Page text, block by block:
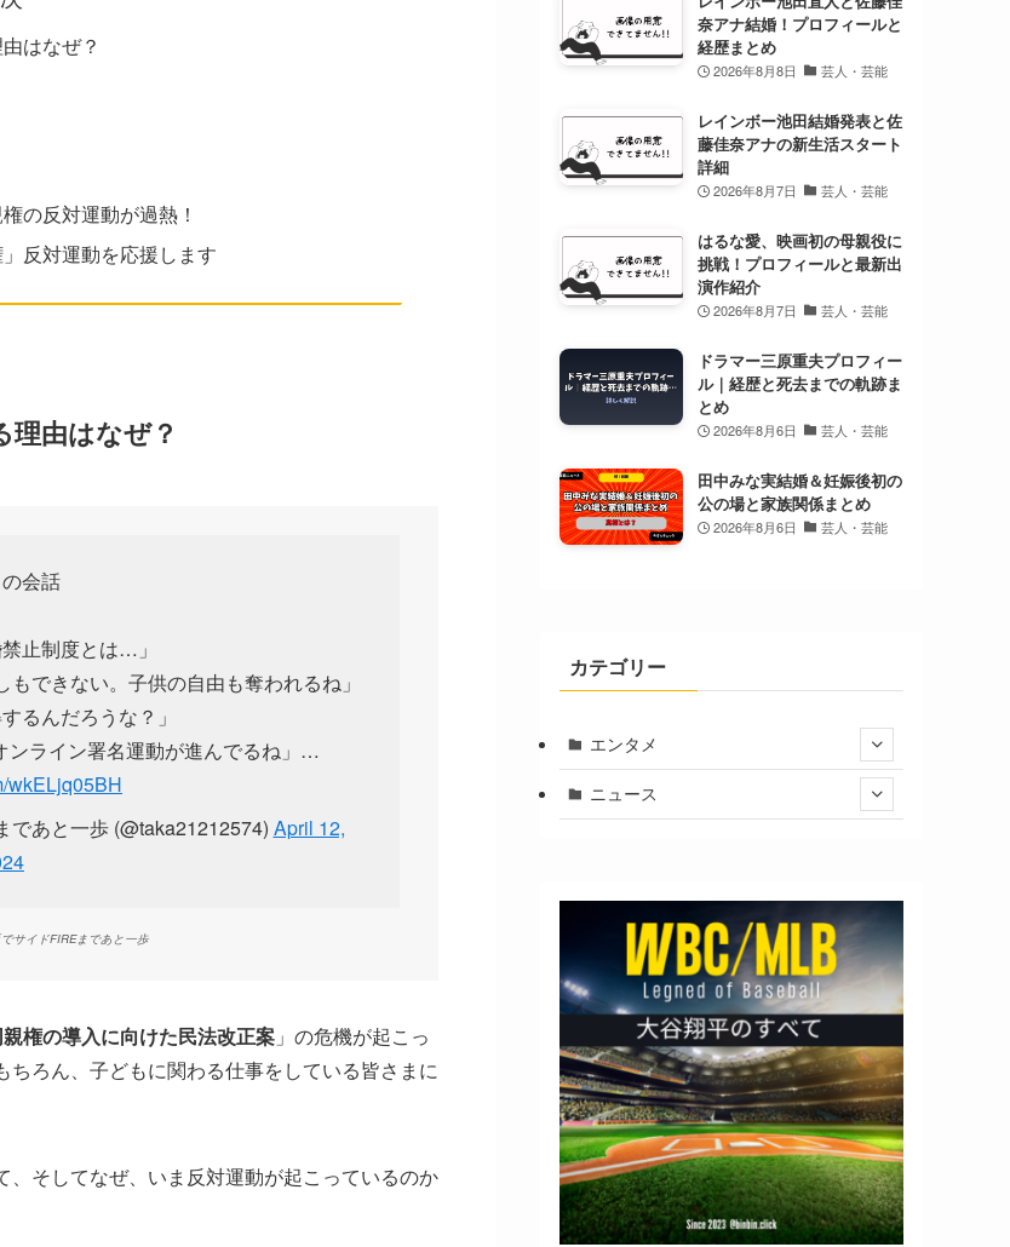
はなぜ？
の反対運動が過熱！
反対運動を応援します
理由はなぜ？
会話
止制度とは…」
できない。子供の自由も奪われるね」
るんだろうな？」
ンライン署名運動が進んでるね」…
wkELjq05BH
あと一歩 (@taka21212574) April 12,
サイドFIREまであと一歩
権の導入に向けた民法改正案 」の危機が起こっ
ろん、子どもに関わる仕事をしている皆さまに
そしてなぜ、いま反対運動が起こっているのか
奈アナ結婚！プロフィールと
経歴まとめ
2026年8月8日 芸人・芸能
レインボー池田結婚発表と佐
藤佳奈アナの新生活スタート
詳細
2026年8月7日 芸人・芸能
はるな愛、映画初の母親役に
挑戦！プロフィールと最新出
演作紹介
2026年8月7日 芸人・芸能
ドラマー三原重夫プロフィー
ル｜経歴と死去までの軌跡ま
とめ
2026年8月6日 芸人・芸能
田中みな実結婚＆妊娠後初の
公の場と家族関係まとめ
2026年8月6日 芸人・芸能
カテゴリー
エンタメ
ニュース